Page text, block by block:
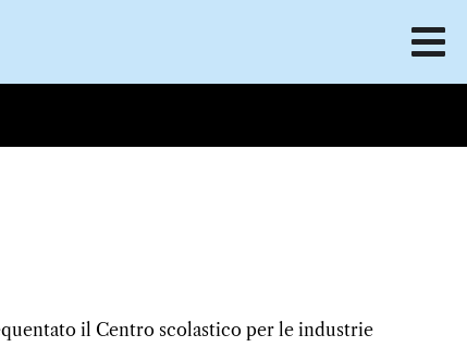
il Centro scolastico per le industrie